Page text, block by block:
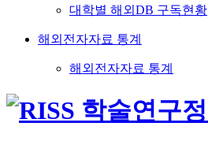
대학별 해외DB 구독현황
해외전자자료 통계
해외전자자료 통계